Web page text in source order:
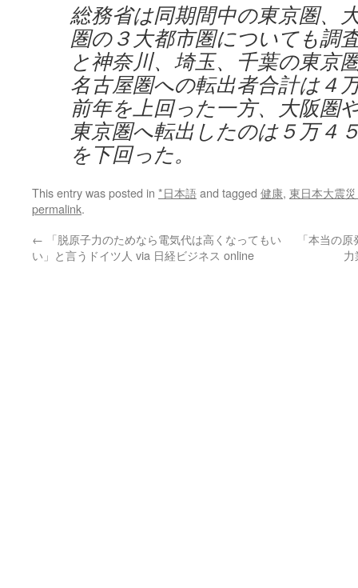
総務省は同期間中の東京圏、
圏の３大都市圏についても調
と神奈川、埼玉、千葉の東京
名古屋圏への転出者合計は４
前年を上回った一方、大阪圏
東京圏へ転出したのは５万４
を下回った。
This entry was posted in *日本語and tagged 健康, 東日本大震
permalink.
← 「脱原子力のためなら電気代は高くなってもい
い」と言うドイツ人 via 日経ビジネス online
「本当の